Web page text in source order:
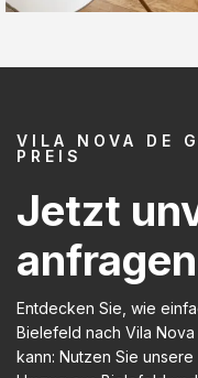
VILA NOVA DE
PREIS
Jetzt
Entdecken Sie, wie
Bielefeld nach Vila
kann: Nutzen Sie unsere